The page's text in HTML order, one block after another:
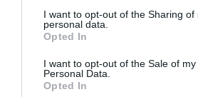
not limited to your visit or usage
grant or deny consent to Google and
use your data for below specified
consent section.
I want to opt-out of the Sharing of
personal data.
Opted In
I want to opt-out of the Sale of my
Personal Data.
Opted In
Montecitorio: palo